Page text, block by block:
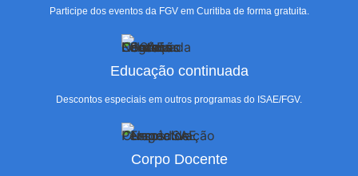
Participe dos eventos da FGV em Curitiba de forma gratuita.
Educação continuada
Descontos especiais em outros programas do ISAE/FGV.
Corpo Docente